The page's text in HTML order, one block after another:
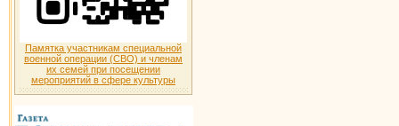
Памятка участникам специальной
военной операции (СВО) и членам
их семей при посещении
мероприятий в сфере культуры